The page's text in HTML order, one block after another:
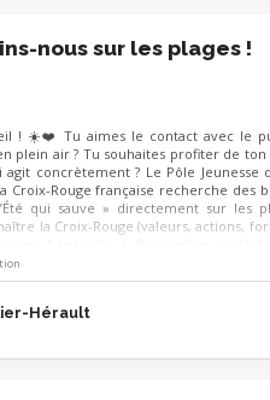
nous sur les plages !
! ☀️❤️ Tu aimes le contact avec le
plein air ? Tu souhaites profiter de
agit concrètement ? Le Pôle Jeunesse
Croix-Rouge française recherche des
qui sauve » directement sur les
la Croix-Rouge (valeurs, actions,
Hérault